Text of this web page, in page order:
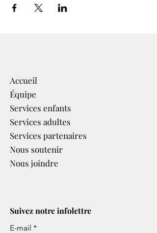
Accueil
Équipe
Services enfants
Services adultes
Services partenaires​
Nous soutenir
Nous joindre
Suivez notre infolettre
E-mail